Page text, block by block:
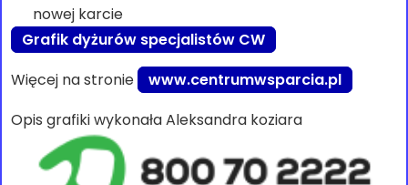
nowej karcie
Grafik dyżurów specjalistów CW
Więcej na stronie
www.centrumwsparcia.pl
Opis grafiki wykonała Aleksandra koziara